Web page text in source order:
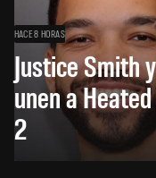
HACE 8 HORAS
Justice Smith
unen a
2